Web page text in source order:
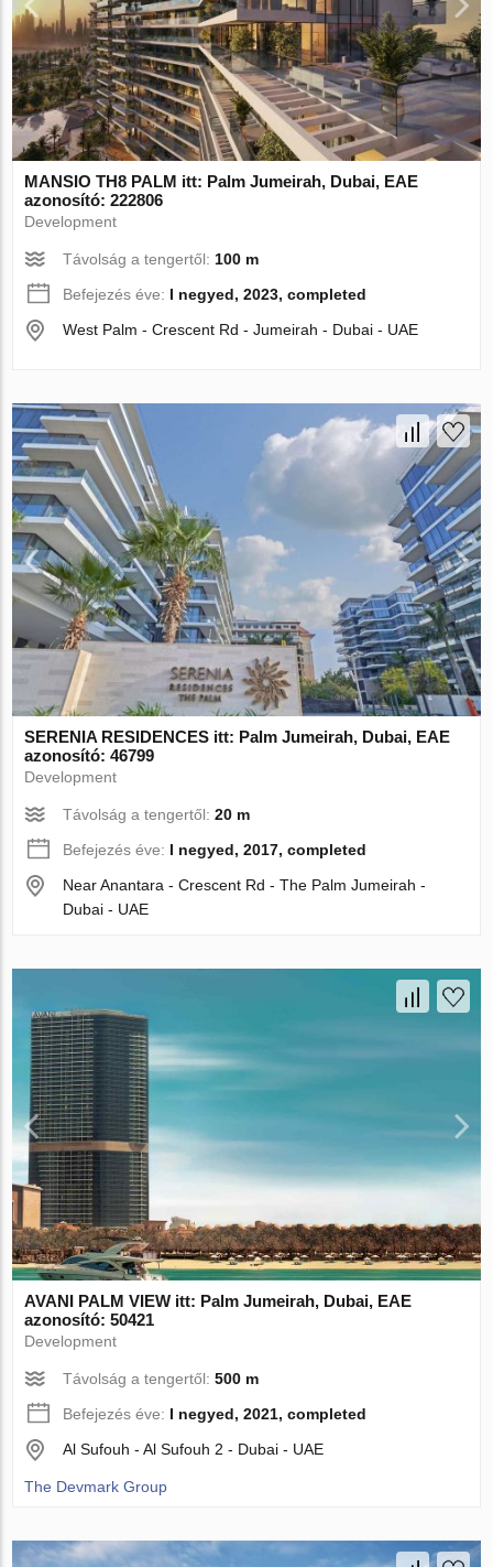
MANSIO TH8 PALM itt: Palm Jumeirah, Dubai, EAE
azonosító: 222806
Development
Távolság a tengertől: 100 m
Befejezés éve: I negyed, 2023, completed
West Palm - Crescent Rd - Jumeirah - Dubai - UAE
SERENIA RESIDENCES itt: Palm Jumeirah, Dubai, EAE
azonosító: 46799
Development
Távolság a tengertől:20 m
Befejezés éve: I negyed, 2017, completed
Near Anantara - Crescent Rd - The Palm Jumeirah -
Dubai - UAE
AVANI PALM VIEW itt: Palm Jumeirah, Dubai, EAE
azonosító: 50421
Development
Távolság a tengertől:500 m
Befejezés éve: I negyed, 2021, completed
Al Sufouh - Al Sufouh 2 - Dubai - UAE
The Devmark Group